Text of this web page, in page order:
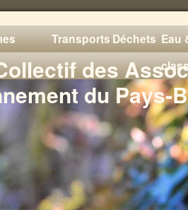
des
du Pays-
TransportsDéchets Eau